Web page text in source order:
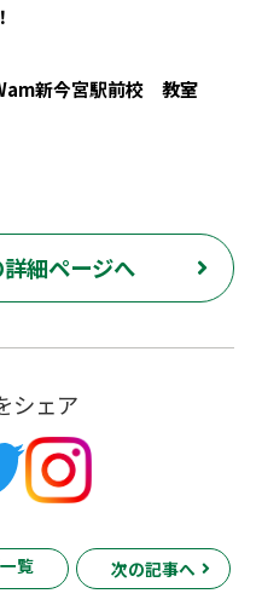
新今宮駅前校 教室
細ページへ
シェア
覧 次の記事へ